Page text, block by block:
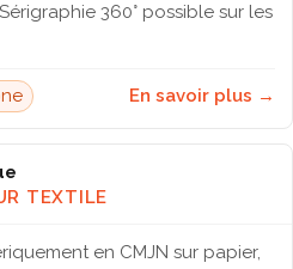
360° possible sur les
En savoir plus →
TEXTILE
en CMJN sur papier,